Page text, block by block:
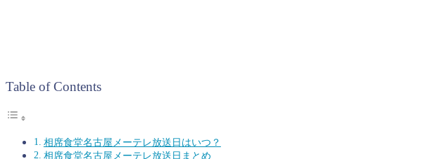
Table of Contents
相席食堂名古屋メーテレ放送日はいつ？
相席食堂名古屋メーテレ放送日まとめ